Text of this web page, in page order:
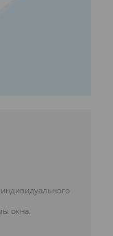
окна.